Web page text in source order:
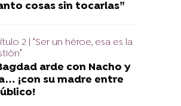
cosas sin tocarlas”
2 | ‘Ser un héroe, esa es la
arde con Nacho y
¡con su madre entre